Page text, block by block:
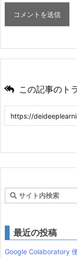
この記事のト
最近の投稿
Google Colaboratory